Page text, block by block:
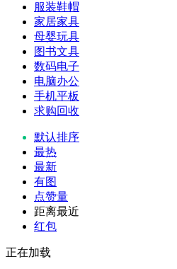
服装鞋帽
家居家具
母婴玩具
图书文具
数码电子
电脑办公
手机平板
求购回收
默认排序
最热
最新
有图
点赞量
距离最近
红包
正在加载